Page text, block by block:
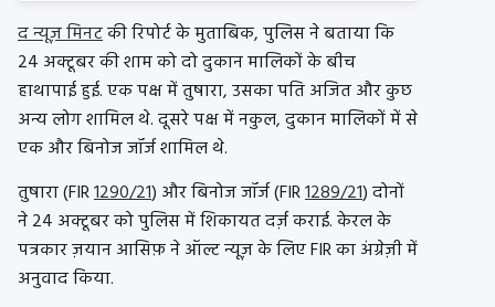
द न्यूज़ मिनटकी रिपोर्ट के मुताबिक, पुलिस ने बताया कि
24 अक्टूबर की शाम को दो दुकान मालिकों के बीच
हाथापाई हुई. एक पक्ष में तुषारा, उसका पति अजित और कुछ
अन्य लोग शामिल थे. दूसरे पक्ष में नकुल, दुकान मालिकों में से
एक और बिनोज जॉर्ज शामिल थे.
तुषारा (FIR1290/21) और बिनोज जॉर्ज (FIR1289/21) दोनों
ने 24 अक्टूबर को पुलिस में शिकायत दर्ज़ कराई. केरल के
पत्रकार ज़यान आसिफ़ ने ऑल्ट न्यूज़ के लिए FIR का अंग्रेज़ी में
अनुवाद किया.